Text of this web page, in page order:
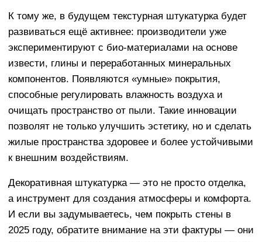
К тому же, в будущем текстурная штукатурка будет
развиваться ещё активнее: производители уже
экспериментируют с био-материалами на основе
извести, глины и переработанных минеральных
компонентов. Появляются «умные» покрытия,
способные регулировать влажность воздуха и
очищать пространство от пыли. Такие инновации
позволят не только улучшить эстетику, но и сделать
жилые пространства здоровее и более устойчивыми
к внешним воздействиям.
Декоративная штукатурка — это не просто отделка,
а инструмент для создания атмосферы и комфорта.
И если вы задумываетесь, чем покрыть стены в
2025 году, обратите внимание на эти фактуры — они